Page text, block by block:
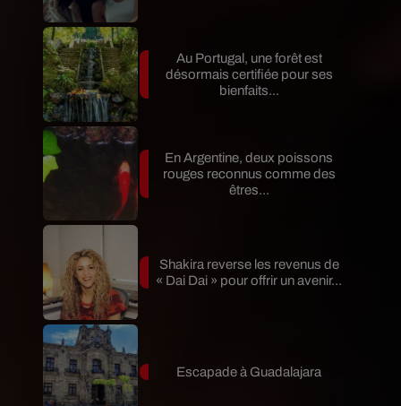
Au Portugal, une forêt est
désormais certifiée pour ses
bienfaits...
En Argentine, deux poissons
rouges reconnus comme des
êtres...
Shakira reverse les revenus de
« Dai Dai » pour offrir un avenir...
Escapade à Guadalajara